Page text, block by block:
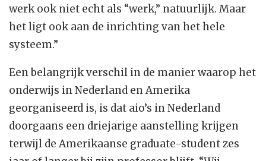
werk ook niet echt als “werk,” natuurlijk. Maar
het ligt ook aan de inrichting van het hele
systeem.”
Een belangrijk verschil in de manier waarop het
onderwijs in Nederland en Amerika
georganiseerd is, is dat aio’s in Nederland
doorgaans een driejarige aanstelling krijgen
terwijl de Amerikaanse graduate-student zes